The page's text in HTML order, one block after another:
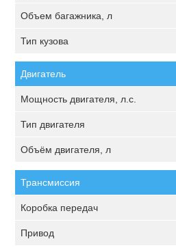
Объем багажника, л
Тип кузова
Двигатель
Мощность двигателя, л.с.
Тип двигателя
Объём двигателя, л
Трансмиссия
Коробка передач
Привод